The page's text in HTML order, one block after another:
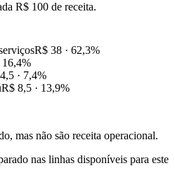
R$ 100 de receita.
R$ 38 · 62,3%
16,4%
· 7,4%
R$ 8,5 · 13,9%
mas não são receita operacional.
nas linhas disponíveis para este